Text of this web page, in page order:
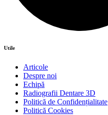
Utile
Articole
Despre noi
Echipă
Radiografii Dentare 3D
Politică de Confidențialitate
Politică Cookies